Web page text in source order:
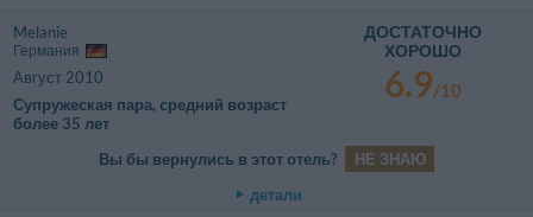
Melanie
Германия
Август 2010
Супружеская пара, средний возраст
более 35 лет
ДОСТАТОЧНО
ХОРОШО
6.9/10
Вы бы вернулись в этот отель?
НЕ ЗНАЮ
детали